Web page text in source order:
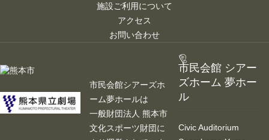
施設ご利用について
アクセス
お問い合わせ
市民会館シアーズホ
ーム夢ホールは
一般財団法人 熊本市
文化スポーツ財団に
市民会館 シアー
ズホーム 夢ホー
ル
Civic Auditorium